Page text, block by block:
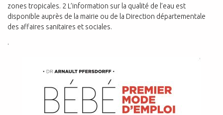
zones tropicales. 2 L’information sur la qualité de l’eau est
disponible auprès de la mairie ou de la Direction départementale
des affaires sanitaires et sociales.
.